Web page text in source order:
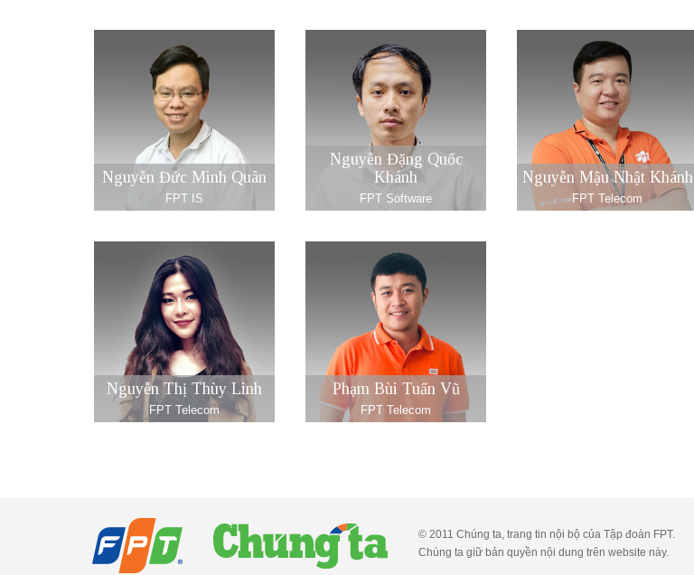
Nguyễn Đức Minh Quân
FPT IS
Nguyễn Đặng Quốc
Khánh
FPT Software
Nguyễn Mậu Nhật Khánh
FPT Telecom
Nguyễn Thị Thùy Linh
FPT Telecom
Phạm Bùi Tuấn Vũ
FPT Telecom
© 2011 Chúng ta, trang tin nội bộ của Tập đoàn FPT.
Chúng ta giữ bản quyền nội dung trên website này.